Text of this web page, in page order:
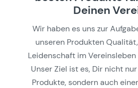
Deinen
Wir haben es uns zur
unseren Produkten
Leidenschaft im
Unser Ziel ist es, Dir nicht
Produkte, sondern auch